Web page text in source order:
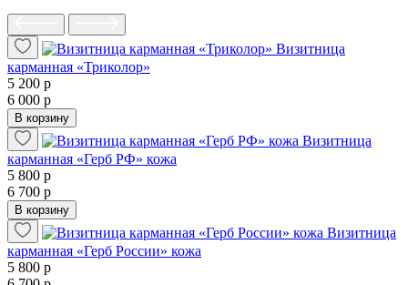
Визитница
карманная «Триколор»
5 200 р
6 000 р
В корзину
Визитница
карманная «Герб РФ» кожа
5 800 р
6 700 р
В корзину
Визитница
карманная «Герб России» кожа
5 800 р